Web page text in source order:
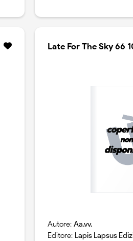
Late For The Sky 66
Autore:Aa.vv.
Editore: Lapis Lapsus